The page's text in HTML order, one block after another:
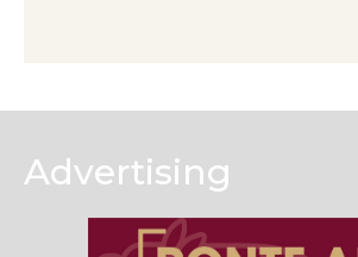
Advertising